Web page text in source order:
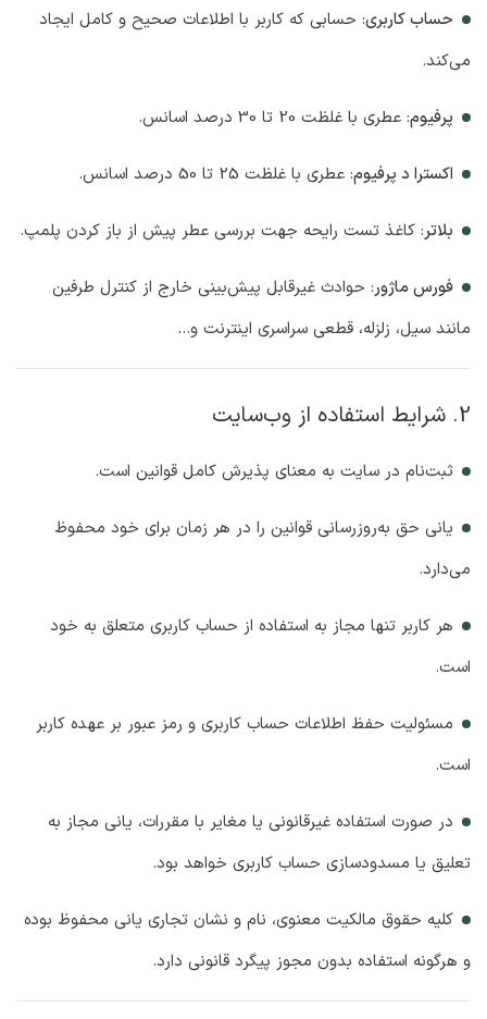
حساب کاربری: حسابی که کاربر با اطلاعات صحیح و کامل ایجاد
می‌کند.
پرفیوم: عطری با غلظت 20 تا 30 درصد اسانس.
اکسترا د پرفیوم: عطری با غلظت 25 تا 50 درصد اسانس.
بلاتر: کاغذ تست رایحه جهت بررسی عطر پیش از باز کردن پلمپ.
فورس ماژور: حوادث غیرقابل پیش‌بینی خارج از کنترل طرفین
مانند سیل، زلزله، قطعی سراسری اینترنت و…
2. شرایط استفاده از وب‌سایت
ثبت‌نام در سایت به معنای پذیرش کامل قوانین است.
یانی حق به‌روزرسانی قوانین را در هر زمان برای خود محفوظ
می‌دارد.
هر کاربر تنها مجاز به استفاده از حساب کاربری متعلق به خود
است.
مسئولیت حفظ اطلاعات حساب کاربری و رمز عبور بر عهده کاربر
است.
در صورت استفاده غیرقانونی یا مغایر با مقررات، یانی مجاز به
تعلیق یا مسدودسازی حساب کاربری خواهد بود.
کلیه حقوق مالکیت معنوی، نام و نشان تجاری یانی محفوظ بوده
و هرگونه استفاده بدون مجوز پیگرد قانونی دارد.